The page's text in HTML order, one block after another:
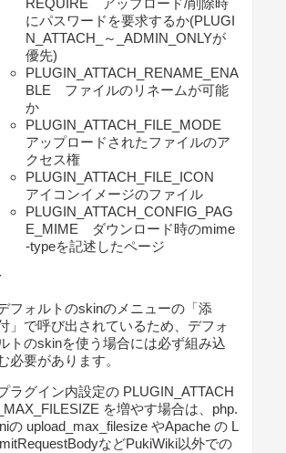
にパスワードを要求するか(PLUGI
N_ATTACH_～_ADMIN_ONLYが
優先)
PLUGIN_ATTACH_RENAME_ENA
BLE ファイルのリネームが可能
か
PLUGIN_ATTACH_FILE_MODE
アップロードされたファイルのア
クセス権
PLUGIN_ATTACH_FILE_ICON
アイコンイメージのファイル
PLUGIN_ATTACH_CONFIG_PAG
E_MIME ダウンロード時のmime
-typeを記述したページ
フォルトのskinのメニューの「添
」で呼び出されているため、デフォ
トのskinを使う場合には必ず組み込
必要があります。
ラグイン内設定の PLUGIN_ATTACH
_MAX_FILESIZE を増やす場合は、php.
の upload_max_filesize やApache の L
などPukiWiki以外での